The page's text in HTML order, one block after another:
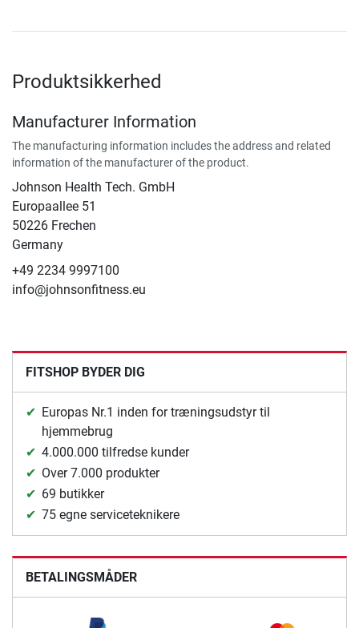
Produktsikkerhed
Manufacturer Information
The manufacturing information includes the address and related
information of the manufacturer of the product.
Johnson Health Tech. GmbH
Europaallee 51
50226 Frechen
Germany
+49 2234 9997100
info@johnsonfitness.eu
FITSHOP BYDER DIG
Europas Nr.1 inden for træningsudstyr til
hjemmebrug
4.000.000 tilfredse kunder
Over 7.000 produkter
69 butikker
75 egne serviceteknikere
BETALINGSMÅDER